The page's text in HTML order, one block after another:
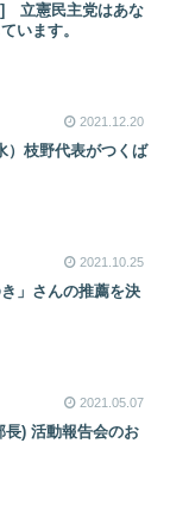
] 立憲民主党はあな
います。
2021.12.20
）枝野代表がつくば
2021.10.25
」さんの推薦を決
2021.05.07
のお